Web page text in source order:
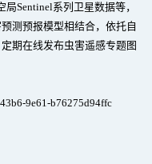
Sentinel系列卫星数据等，
测预报模型相结合，依托自
期在线发布虫害遥感专题图
9e61-b76275d94ffc